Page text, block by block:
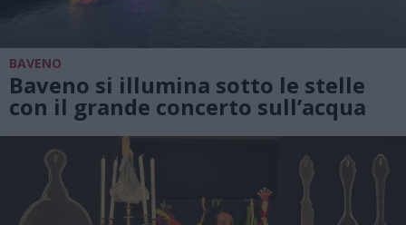
BAVENO
Baveno si illumina sotto le stelle
con il grande concerto sull’acqua